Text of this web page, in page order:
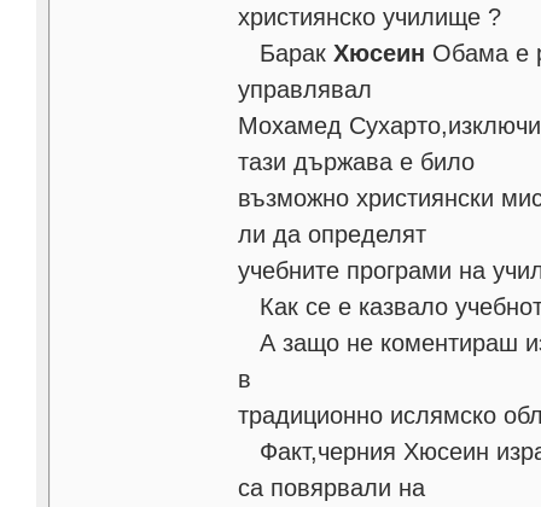
християнско училище ?
БаракХюсеин Обама е
управлявал
Мохамед
тази държава е било
възможно християнски
ли да определят
учебните програми на
Как се е казвало
А защо не коментираш
в
традиционно ислямско
Факт,черния Хюсеин
са повярвали на